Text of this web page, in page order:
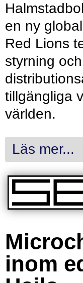
en ny
Red Lions
styrning
tillgängliga
världen.
Läs mer...
inom